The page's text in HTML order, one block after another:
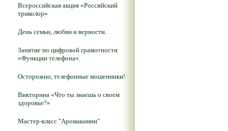
Всероссийская акция «Российский
триколор»
День семьи, любви и верности.
Занятие по цифровой грамотности
«Функции телефона».
Осторожно, телефонные мошенники!
Викторина «Что ты знаешь о своем
здоровье?»
Мастер-класс "Аромакамни"